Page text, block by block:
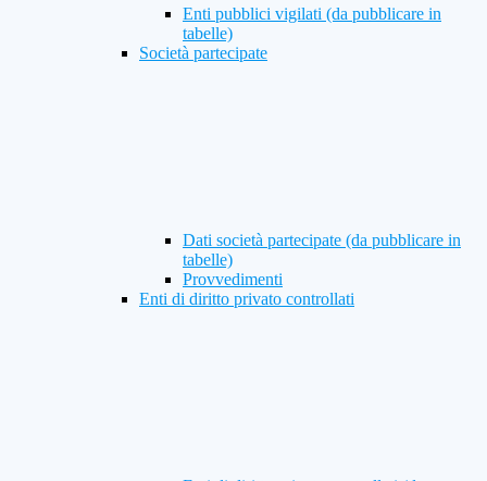
Enti pubblici vigilati (da pubblicare in
tabelle)
Società partecipate
Dati società partecipate (da pubblicare in
tabelle)
Provvedimenti
Enti di diritto privato controllati